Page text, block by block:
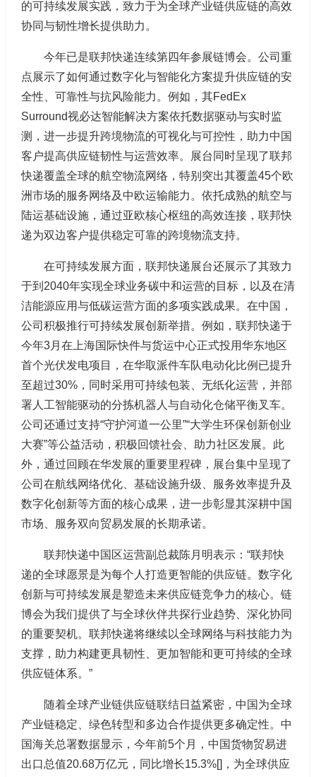
的可持续发展实践，致力于为全球产业链供应链的高效
协同与韧性增长提供助力。
今年已是联邦快递连续第四年参展链博会。公司重
点展示了如何通过数字化与智能化方案提升供应链的安
全性、可靠性与抗风险能力。例如，其FedEx
Surround视必达智能解决方案依托数据驱动与实时监
测，进一步提升跨境物流的可视化与可控性，助力中国
客户提高供应链韧性与运营效率。展台同时呈现了联邦
快递覆盖全球的航空物流网络，特别突出其覆盖45个欧
洲市场的服务网络及中欧运输能力。依托成熟的航空与
陆运基础设施，通过亚欧核心枢纽的高效连接，联邦快
递为双边客户提供稳定可靠的跨境物流支持。
在可持续发展方面，联邦快递展台还展示了其致力
于到2040年实现全球业务碳中和运营的目标，以及在清
洁能源应用与低碳运营方面的多项实践成果。在中国，
公司积极推行可持续发展创新举措。例如，联邦快递于
今年3月在上海国际快件与货运中心正式投用华东地区
首个光伏发电项目，在华取派件车队电动化比例已提升
至超过30%，同时采用可持续包装、无纸化运营，并部
署人工智能驱动的分拣机器人与自动化仓储平衡叉车。
公司还通过支持“守护河道一公里”“大学生环保创新创业
大赛”等公益活动，积极回馈社会、助力社区发展。此
外，通过回顾在华发展的重要里程碑，展台集中呈现了
公司在航线网络优化、基础设施升级、服务效率提升及
数字化创新等方面的核心成果，进一步彰显其深耕中国
市场、服务双向贸易发展的长期承诺。
联邦快递中国区运营副总裁陈月明表示：“联邦快
递的全球愿景是为每个人打造更智能的供应链。数字化
创新与可持续发展是塑造未来供应链竞争力的核心。链
博会为我们提供了与全球伙伴共探行业趋势、深化协同
的重要契机。联邦快递将继续以全球网络与科技能力为
支撑，助力构建更具韧性、更加智能和更可持续的全球
供应链体系。”
随着全球产业链供应链联结日益紧密，中国为全球
产业链稳定、绿色转型和多边合作提供更多确定性。中
国海关总署数据显示，今年前5个月，中国货物贸易进
出口总值20.68万亿元，同比增长15.3%[]，为全球供应